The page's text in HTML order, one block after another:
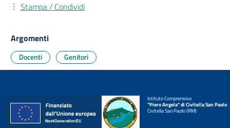
Stampa / Condividi
Argomenti
Docenti Genitori
Istituto Comprensivo
"Piero Angela" di Civitella San Paolo
Civitella San Paolo (RM)